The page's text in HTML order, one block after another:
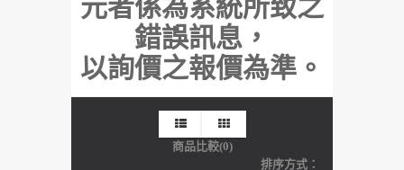
元者係為系統所致之
錯誤訊息，
以詢價之報價為準。
商品比較(0)
排序方式：